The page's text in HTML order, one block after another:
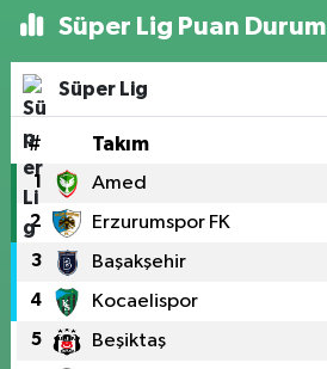
Süper Lig Puan
Süper Lig
# Takım
1 Amed
2 Erzurumspor FK
3 Başakşehir
4 Kocaelispor
5 Beşiktaş